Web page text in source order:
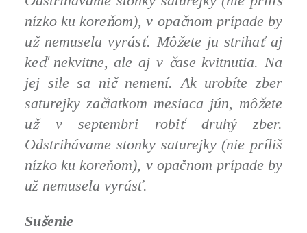
nízko ku koreňom), v opačnom prípade by
užnemusela vyrásť. Môžete ju strihaťaj
keďnekvitne, ale aj v čase kvitnutia. Na
jej sile sa ničnemení. Ak urobíte zber
saturejky začiatkom mesiaca jún, môžete
užv septembri robiťdruhý zber.
Odstrihávame stonky saturejky (nie príliš
nízko ku koreňom), v opačnom prípade by
už nemusela vyrásť.
Sušenie